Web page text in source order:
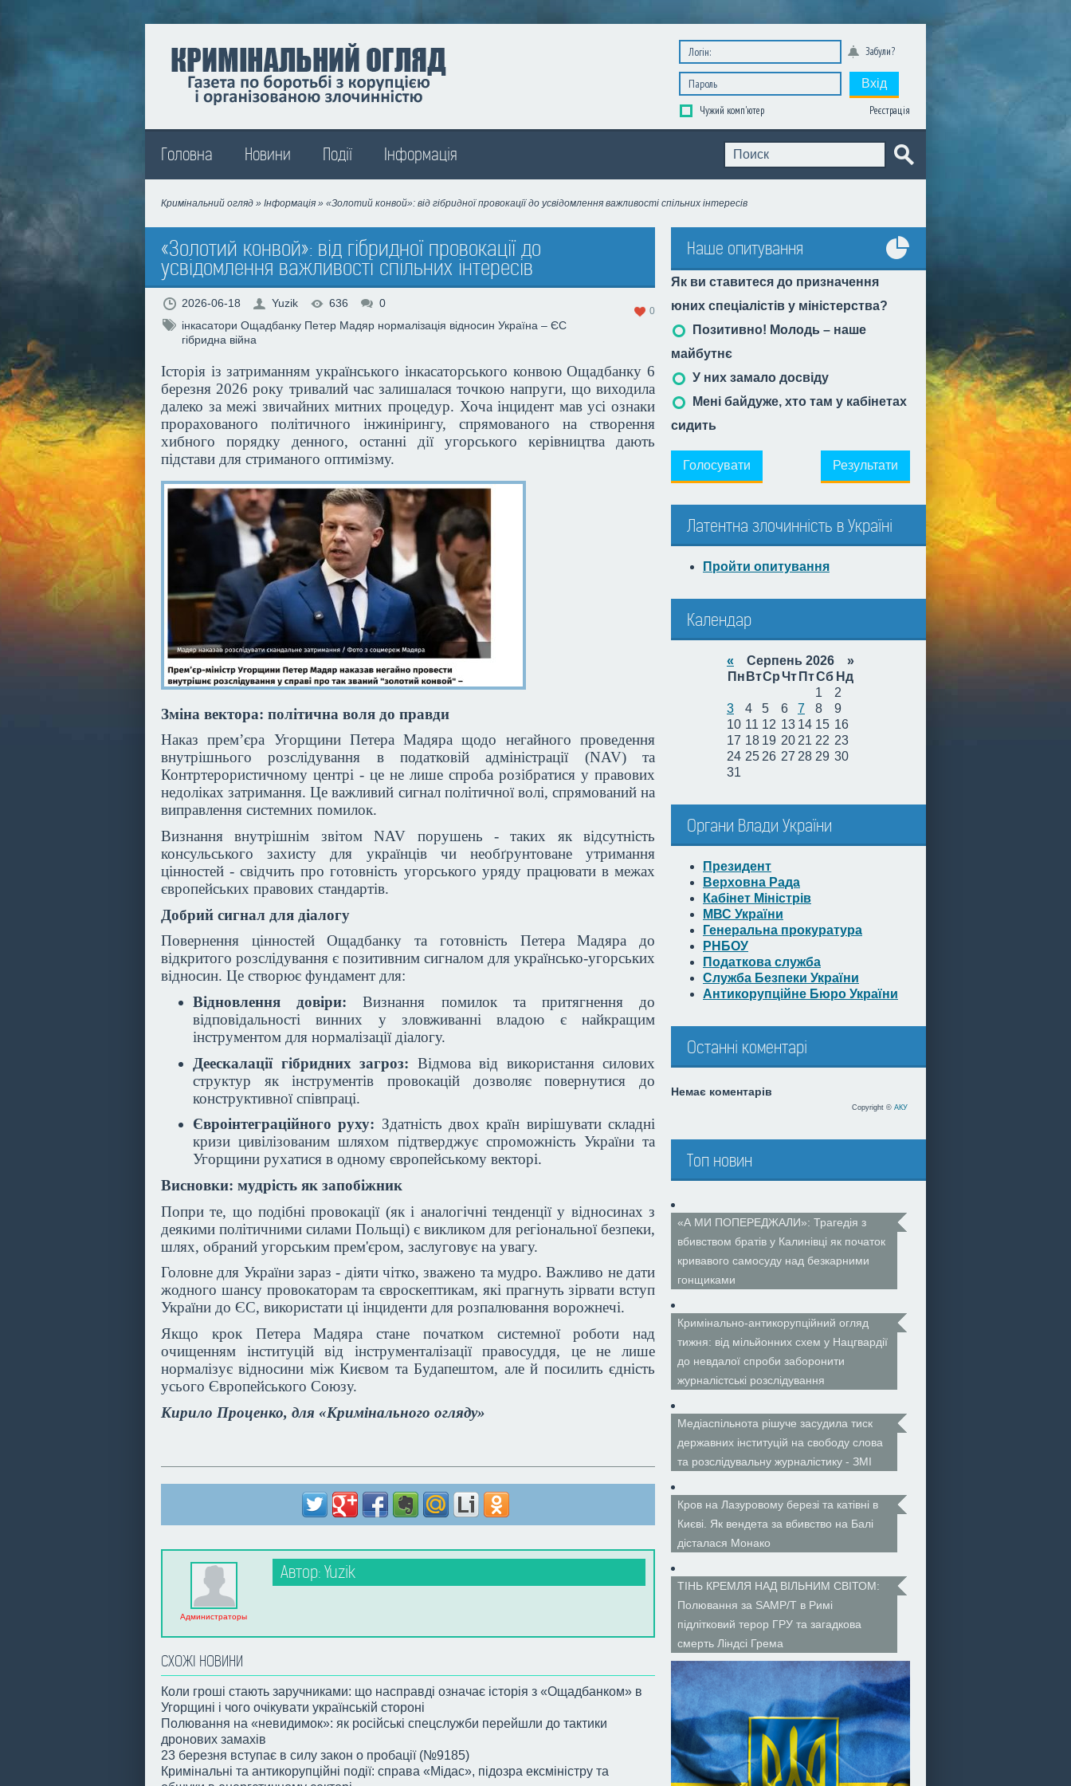
Забули?
Вхід
Чужий комп'ютер Реєстрація
Головна Новини Події Інформація
Кримінальний огляд » Інформація » «Золотий конвой»: від гібридної провокації до усвідомлення важливості спільних інтересів
«Золотий конвой»: від гібридної провокації до
усвідомлення важливості спільних інтересів
2026-06-18 Yuzik 636 0
0
інкасатори Ощадбанку Петер Мадяр нормалізація відносин Україна – ЄС
гібридна війна
Історія із затриманням українського інкасаторського конвою Ощадбанку 6
березня 2026 року тривалий час залишалася точкою напруги, що виходила
далеко за межі звичайних митних процедур. Хоча інцидент мав усі ознаки
прорахованого політичного інжинірингу, спрямованого на створення
хибного порядку денного, останні дії угорського керівництва дають
підстави для стриманого оптимізму.
Зміна вектора: політична воля до правди
Наказ прем’єра Угорщини Петера Мадяра щодо негайного проведення
внутрішнього розслідування в податковій адміністрації (NAV) та
Контртерористичному центрі - це не лише спроба розібратися у правових
недоліках затримання. Це важливий сигнал політичної волі, спрямований на
виправлення системних помилок.
Визнання внутрішнім звітом NAV порушень - таких як відсутність
консульського захисту для українців чи необґрунтоване утримання
цінностей - свідчить про готовність угорського уряду працювати в межах
європейських правових стандартів.
Добрий сигнал для діалогу
Повернення цінностей Ощадбанку та готовність Петера Мадяра до
відкритого розслідування є позитивним сигналом для українсько-угорських
відносин. Це створює фундамент для:
Відновлення довіри: Визнання помилок та притягнення до
відповідальності винних у зловживанні владою є найкращим
інструментом для нормалізації діалогу.
Деескалації гібридних загроз: Відмова від використання силових
структур як інструментів провокацій дозволяє повернутися до
конструктивної співпраці.
Євроінтеграційного руху: Здатність двох країн вирішувати складні
кризи цивілізованим шляхом підтверджує спроможність України та
Угорщини рухатися в одному європейському векторі.
Висновки: мудрість як запобіжник
Попри те, що подібні провокації (як і аналогічні тенденції у відносинах з
деякими політичними силами Польщі) є викликом для регіональної безпеки,
шлях, обраний угорським прем'єром, заслуговує на увагу.
Головне для України зараз - діяти чітко, зважено та мудро. Важливо не дати
жодного шансу провокаторам та євроскептикам, які прагнуть зірвати вступ
України до ЄС, використати ці інциденти для розпалювання ворожнечі.
Якщо крок Петера Мадяра стане початком системної роботи над
очищенням інституцій від інструменталізації правосуддя, це не лише
нормалізує відносини між Києвом та Будапештом, але й посилить єдність
усього Європейського Союзу.
Кирило Проценко, для «Кримінального огляду»
Администраторы
Автор: Yuzik
СХОЖІ НОВИНИ
Коли гроші стають заручниками: що насправді означає історія з «Ощадбанком» в
Угорщині і чого очікувати українській стороні
Полювання на «невидимок»: як російські спецслужби перейшли до тактики
дронових замахів
23 березня вступає в силу закон о пробації (№9185)
Кримінальні та антикорупційні події: справа «Мідас», підозра ексміністру та
Наше опитування
Усі
опитування
Як ви ставитеся до призначення
юних спеціалістів у міністерства?
Позитивно! Молодь – наше
майбутнє
У них замало досвіду
Мені байдуже, хто там у кабінетах
сидить
Голосувати Результати
Латентна злочинність в Україні
Пройти опитування
Календар
« Серпень 2026 »
Пн ВтСрЧт ПтСб Нд
1
2
3
4 5 6 7 8
9
10 11 12 13 14 15 16
17 18 19 20 21 22 23
24 25 26 27 28 29 30
31
Органи Влади України
Президент
Верховна Рада
Кабінет Міністрів
МВС України
Генеральна прокуратура
РНБОУ
Податкова служба
Служба Безпеки України
Антикорупційне Бюро України
Останні коментарі
Немає коментарів
Copyright © АКУ
Топ новин
«А МИ ПОПЕРЕДЖАЛИ»: Трагедія з
вбивством братів у Калинівці як початок
кривавого самосуду над безкарними
гонщиками
Кримінально-антикорупційний огляд
тижня: від мільйонних схем у Нацгвардії
до невдалої спроби заборонити
журналістські розслідування
Медіаспільнота рішуче засудила тиск
державних інституцій на свободу слова
та розслідувальну журналістику - ЗМІ
Кров на Лазуровому березі та катівні в
Києві. Як вендета за вбивство на Балі
дісталася Монако
ТІНЬ КРЕМЛЯ НАД ВІЛЬНИМ СВІТОМ:
Полювання за SAMP/T в Римі
підлітковий терор ГРУ та загадкова
смерть Ліндсі Грема